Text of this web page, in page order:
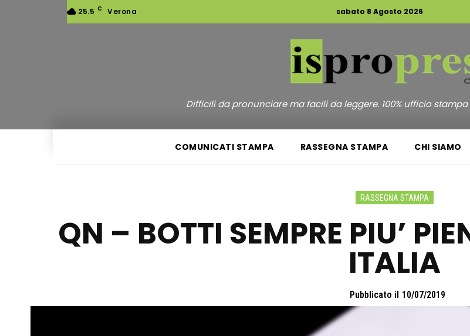
25.5 C Verona sabato 8 Agosto 2026
Difficili da pronunciare ma facili da leggere. 100% ufficio
COMUNICATI STAMPA RASSEGNA STAMPA CHI SIAMO
RASSEGNA STAMPA
QN – BOTTI SEMPRE PIU’
ITALIA
Pubblicato il 10/07/2019